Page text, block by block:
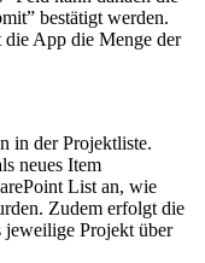
bestätigt werden.
die App die Menge der
in der Projektliste.
neues Item
List an, wie
Zudem erfolgt die
jeweilige Projekt über